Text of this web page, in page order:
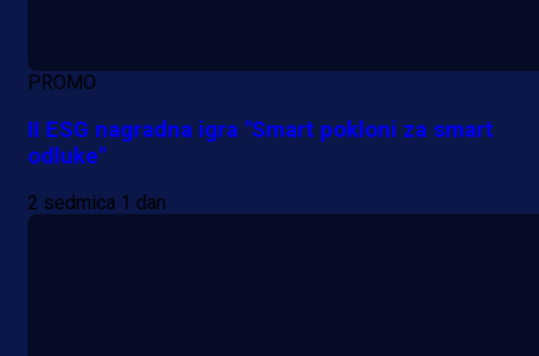
PROMO
II ESG nagradna igra "Smart pokloni za smart
odluke"
2 sedmica 1 dan